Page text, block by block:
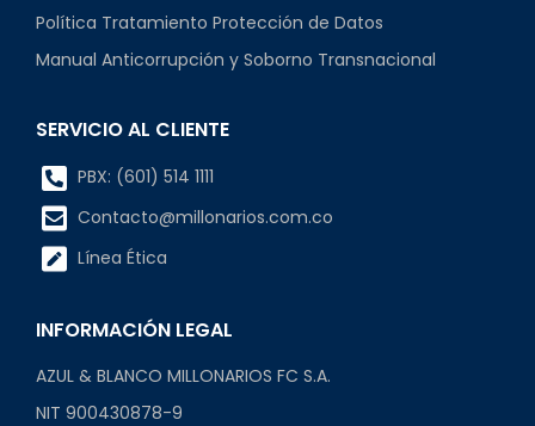
Política Tratamiento Protección de Datos
Manual Anticorrupción y Soborno Transnacional
SERVICIO AL CLIENTE
PBX: (601) 514 1111
Contacto@millonarios.com.co
Línea Ética
INFORMACIÓN LEGAL
AZUL & BLANCO MILLONARIOS FC S.A.
NIT 900430878-9